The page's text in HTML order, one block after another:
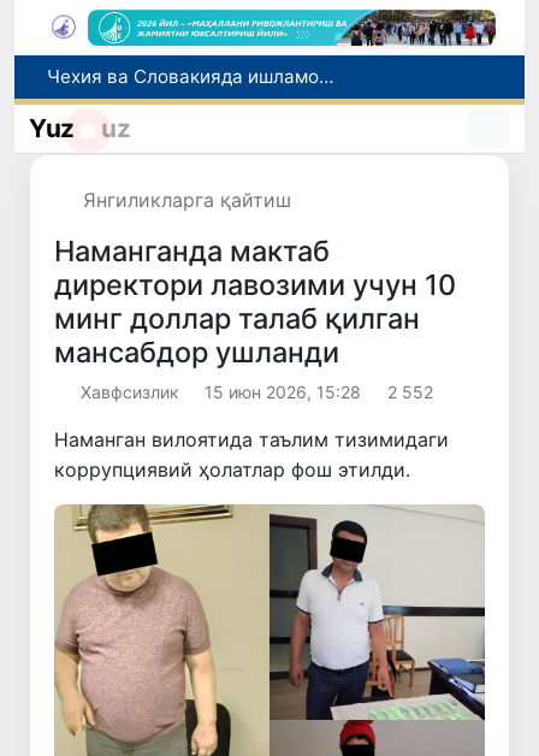
Чехия ва Словакияда ишламоқчи бўлган тиббиёт мутахассислари рўйхатга олинади
Боланинг фамилиясига отасининг исмини беришга рухсат берилади
Экстремистик ташкилотлар ва материалларнинг электрон реестри юритилади
Yuz uz
Янгиликларга қайтиш
Наманганда мактаб
директори лавозими учун 10
минг доллар талаб қилган
мансабдор ушланди
Хавфсизлик 15 июн 2026, 15:28 2 552
Наманган вилоятида таълим тизимидаги
коррупциявий ҳолатлар фош этилди.